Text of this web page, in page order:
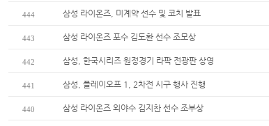
444 삼성 라이온즈, 미계약 선수 및 코치 발표
443 삼성 라이온즈 포수 김도환 선수 조모상
442 삼성, 한국시리즈 원정경기 라팍 전광판 상영
441 삼성, 플레이오프 1, 2차전 시구 행사 진행
440 삼성 라이온즈 외야수 김지찬 선수 조부상